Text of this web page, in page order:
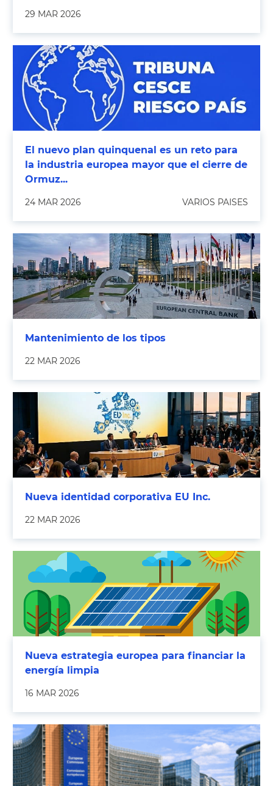
29 MAR 2026
El nuevo plan quinquenal es un reto para
la industria europea mayor que el cierre de
Ormuz...
24 MAR 2026 VARIOS PAISES
Mantenimiento de los tipos
22 MAR 2026
Nueva identidad corporativa EU Inc.
22 MAR 2026
Nueva estrategia europea para financiar la
energía limpia
16 MAR 2026